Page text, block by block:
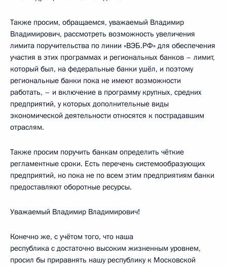
Также просим, обращаемся, уважаемый Владимир
Владимирович, рассмотреть возможность увеличения
лимита поручительства по линии «ВЭБ.РФ» для обеспечения
участия в этих программах и региональных банков – лимит,
который был, на федеральные банки ушёл, и поэтому
региональные банки пока не имеют возможности
работать, – и включение в программу крупных, средних
предприятий, у которых дополнительные виды
экономической деятельности относятся к пострадавшим
отраслям.
Также просим поручить банкам определить чёткие
регламентные сроки. Есть перечень системообразующих
предприятий, но пока не по всем этим предприятиям банки
предоставляют оборотные ресурсы.
Уважаемый Владимир Владимирович!
Конечно же, с учётом того, что наша
республика с достаточно высоким жизненным уровнем,
просил бы приравнять нашу республику к Московской